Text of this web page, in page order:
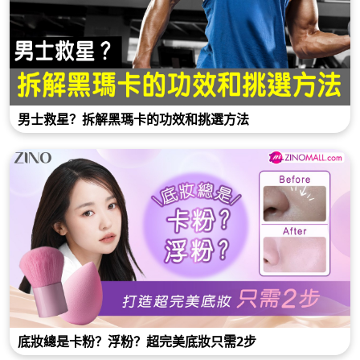
男士救星？拆解黑瑪卡的功效和挑選方法
底妝總是卡粉？浮粉？超完美底妝只需2步